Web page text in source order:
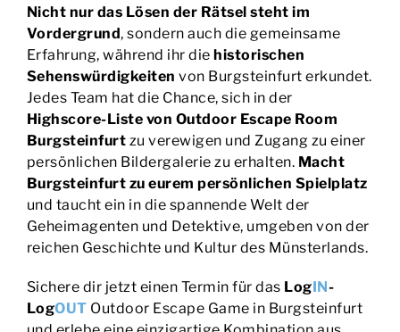
Erfahrung, während ihr diehistorischen
Sehenswürdigkeiten von Burgsteinfurt erkundet.
Jedes Team hat die Chance, sich in der
Highscore-Liste von Outdoor Escape Room
Burgsteinfurtzu verewigen und Zugang zu einer
persönlichen Bildergalerie zu erhalten.Macht
Burgsteinfurt zu eurem persönlichen Spielplatz
und taucht ein in die spannende Welt der
Geheimagenten und Detektive, umgeben von der
reichen Geschichte und Kultur des Münsterlands.
Sichere dir jetzt einen Termin für dasLogIN-
und erlebe eine einzigartige Kombination aus
Kultur, Geschichte und Spielspaß!